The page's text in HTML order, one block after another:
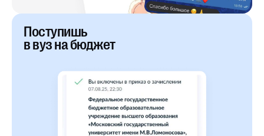
Поступишь
в вуз на бюджет